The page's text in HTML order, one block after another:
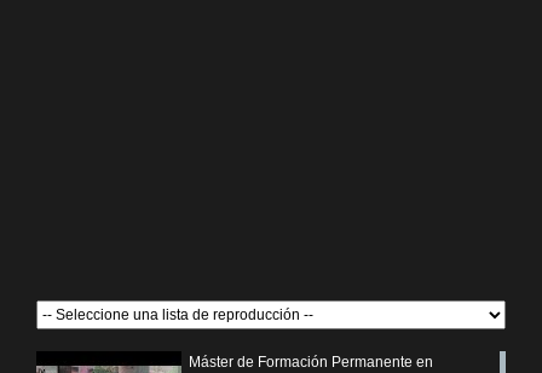
Máster de Formación Permanente en